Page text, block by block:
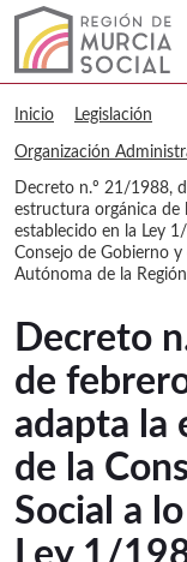
Murcia
Inicio Legislación
Organización
Decreto n.º 21/1988,
estructura orgánica de
establecido en la Ley
Consejo de Gobierno
Autónoma de la
Decreto
de
adapta la
de la
Social a